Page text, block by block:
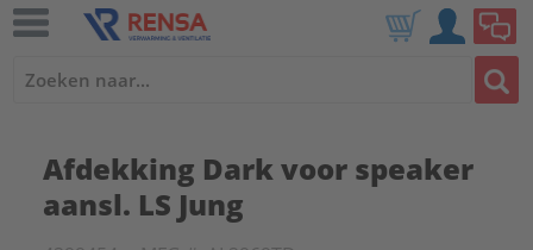
Afdekking Dark voor speaker
aansl. LS Jung